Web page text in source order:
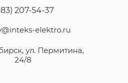
207-54-37
elektro.ru
ул. Пермитина,
24/8